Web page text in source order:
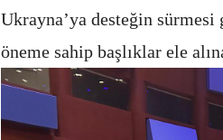
Ukrayna’ya desteğin
öneme sahip başlıklar ele